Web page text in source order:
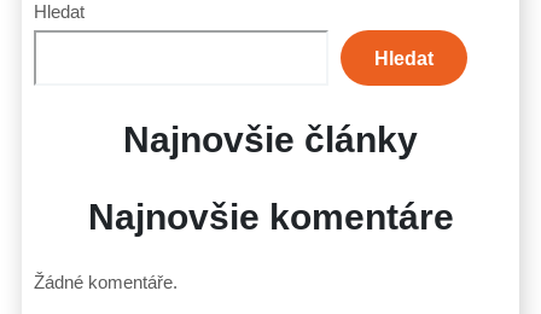
Hledat
Hledat
Najnovšie články
Najnovšie komentáre
Žádné komentáře.